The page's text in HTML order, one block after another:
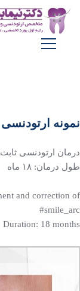
نمونه ارتودنسی
درمان ارتودنسی
طول درمان: ۱۸ ماه
and correction of
#smile_arc ‏
‌Duration: 18 months